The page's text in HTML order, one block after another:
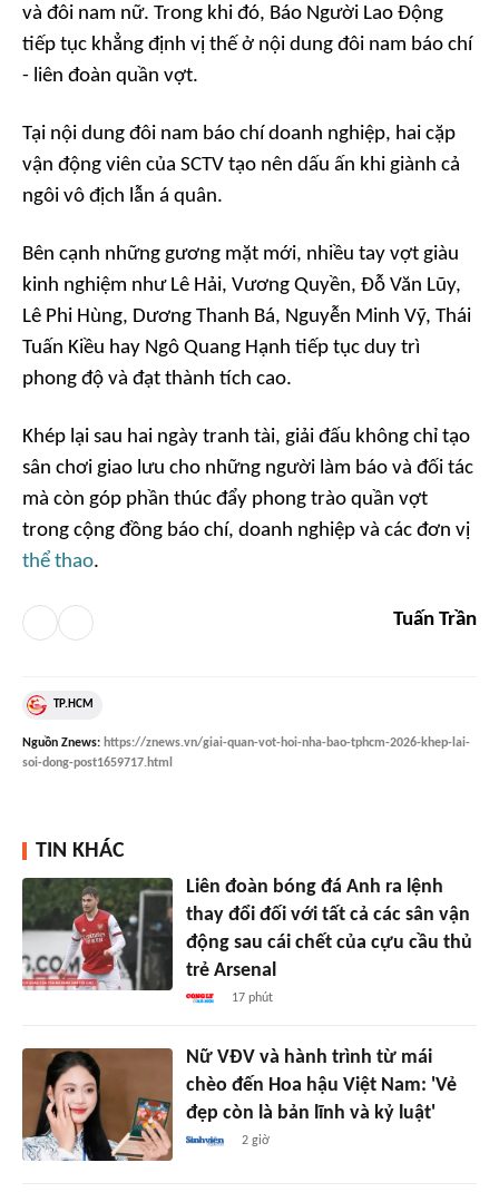
và đôi nam nữ. Trong khi đó, Báo Người Lao Động
tiếp tục khẳng định vị thế ở nội dung đôi nam báo chí
- liên đoàn quần vợt.
Tại nội dung đôi nam báo chí doanh nghiệp, hai cặp
vận động viên của SCTV tạo nên dấu ấn khi giành cả
ngôi vô địch lẫn á quân.
Bên cạnh những gương mặt mới, nhiều tay vợt giàu
kinh nghiệm như Lê Hải, Vương Quyền, Đỗ Văn Lũy,
Lê Phi Hùng, Dương Thanh Bá, Nguyễn Minh Vỹ, Thái
Tuấn Kiều hay Ngô Quang Hạnh tiếp tục duy trì
phong độ và đạt thành tích cao.
Khép lại sau hai ngày tranh tài, giải đấu không chỉ tạo
sân chơi giao lưu cho những người làm báo và đối tác
mà còn góp phần thúc đẩy phong trào quần vợt
trong cộng đồng báo chí, doanh nghiệp và các đơn vị
thể thao.
Tuấn Trần
TP.HCM
Nguồn Znews: https://znews.vn/giai-quan-vot-hoi-nha-bao-tphcm-2026-khep-lai-
soi-dong-post1659717.html
TIN KHÁC
Liên đoàn bóng đá Anh ra lệnh
thay đổi đối với tất cả các sân vận
động sau cái chết của cựu cầu thủ
trẻ Arsenal
17 phút
Nữ VĐV và hành trình từ mái
chèo đến Hoa hậu Việt Nam: 'Vẻ
đẹp còn là bản lĩnh và kỷ luật'
2 giờ